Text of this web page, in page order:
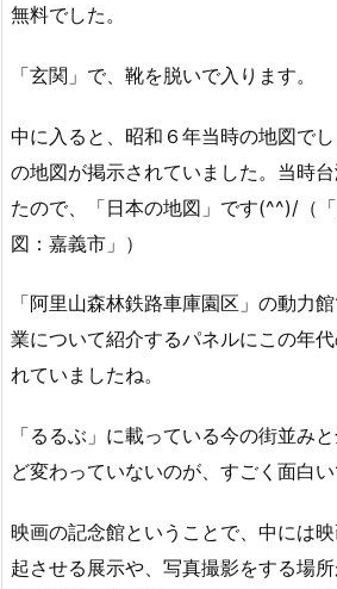
無料でした。
「玄関」で、靴を脱いで入ります。
中に入ると、昭和６年当時の地図で
の地図が掲示されていました。当時
たので、「日本の地図」です(^^)/（
図：嘉義市」）
「阿里山森林鉄路車庫園区」の動力
業について紹介するパネルにこの年
れていましたね。
「るるぶ」に載っている今の街並み
ど変わっていないのが、すごく面白い
映画の記念館ということで、中には
起させる展示や、写真撮影をする場